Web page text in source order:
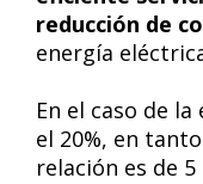
reducción de
energía
En el caso de
el 20%, en
relación es de 5